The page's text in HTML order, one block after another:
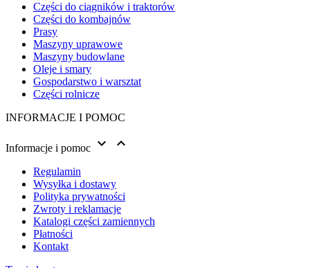
Części do ciągników i traktorów
Części do kombajnów
Prasy
Maszyny uprawowe
Maszyny budowlane
Oleje i smary
Gospodarstwo i warsztat
Części rolnicze
INFORMACJE I POMOC
Informacje i pomoc  
Regulamin
Wysyłka i dostawy
Polityka prywatności
Zwroty i reklamacje
Katalogi części zamiennych
Płatności
Kontakt